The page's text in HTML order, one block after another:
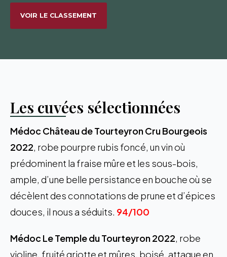
VOIR LE CLASSEMENT
Les cuvées sélectionnées
Médoc Château de Tourteyron Cru Bourgeois
2022 , robe pourpre rubis foncé, un vin où
prédominent la fraise mûre et les sous-bois,
ample, d’une belle persistance en bouche où se
décèlent des connotations de prune et d’épices
douces, il nous a séduits. 94/100
Médoc Le Temple du Tourteyron 2022 , robe
violine, fruité griotte et mûres, boisé, attaque en